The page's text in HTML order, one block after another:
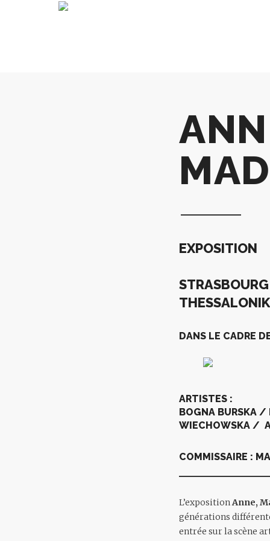
EXPOSITION
DANS LE CADRE
ARTISTES :
BOGNA BURSKA /
WIECHOWSKA /
COMMISSAIRE :
L’exposition Anne,
générations
entrée sur la scène